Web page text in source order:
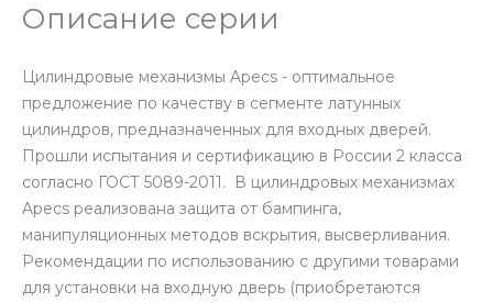
Описание серии
Цилиндровые механизмы Apecs - оптимальное
предложение по качеству в сегменте латунных
цилиндров, предназначенных для входных дверей.
Прошли испытания и сертификацию в России 2 класса
согласно ГОСТ 5089-2011. В цилиндровых механизмах
Apecs реализована защита от бампинга,
манипуляционных методов вскрытия, высверливания.
Рекомендации по использованию с другими товарами
для установки на входную дверь (приобретаются